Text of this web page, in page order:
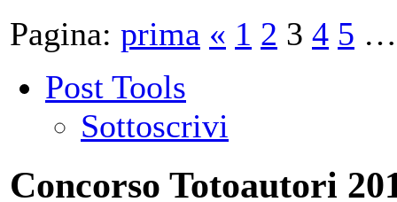
Pagina: prima « 1 2 3 4 5 …
Post Tools
Sottoscrivi
Concorso Totoautori